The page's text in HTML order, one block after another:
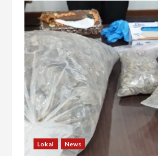
Lokal News